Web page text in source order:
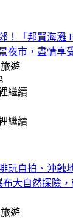
！「邦賢海灘
夜市，盡情享
遊
繼續
繼續
玩自拍、沖蝕
大自然探險
遊